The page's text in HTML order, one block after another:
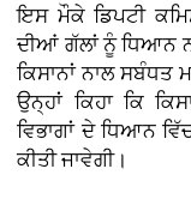
ਇਸ ਮੌਕੇ ਡਿਪਟੀ
ਦੀਆਂ ਗੱਲਾਂ ਨੂੰ ਧਿਆਨ
ਕਿਸਾਨਾਂ ਨਾਲ ਸਬੰਧਤ
ਉਨ੍ਹਾਂ ਕਿਹਾ ਕਿ
ਵਿਭਾਗਾਂ ਦੇ ਧਿਆਨ
ਕੀਤੀ ਜਾਵੇਗੀ।